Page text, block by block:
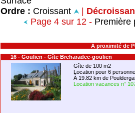
Ordre : Croissant
Page 4 sur 12 - Première
À proximité de
16 - Goulien - Gîte Breharadec-goulien
Gîte de 100 m2
Location pour 6
À 19.82 km de
Location vacances n°